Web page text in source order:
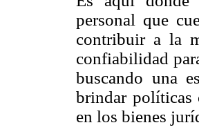
personal que
contribuir a la
confiabilidad
buscando una
brindar políticas
en los bienes